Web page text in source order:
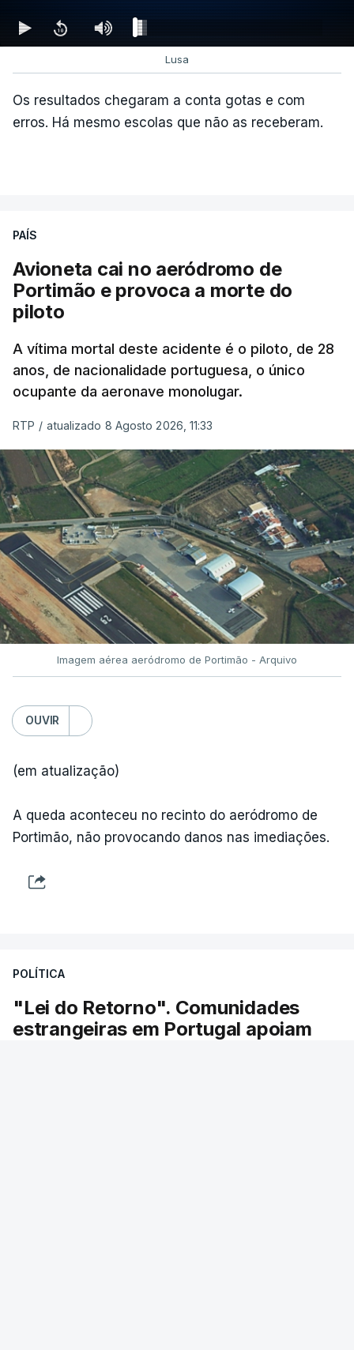
Lusa
Os resultados chegaram a conta gotas e com
erros. Há mesmo escolas que não as receberam.
PAÍS
Avioneta cai no aeródromo de
Portimão e provoca a morte do
piloto
A vítima mortal deste acidente é o piloto, de 28
anos, de nacionalidade portuguesa, o único
ocupante da aeronave monolugar.
RTP / atualizado 8 Agosto 2026, 11:33
Imagem aérea aeródromo de Portimão - Arquivo
OUVIR
(em atualização)
A queda aconteceu no recinto do aeródromo de
Portimão, não provocando danos nas imediações.
POLÍTICA
"Lei do Retorno". Comunidades
estrangeiras em Portugal apoiam